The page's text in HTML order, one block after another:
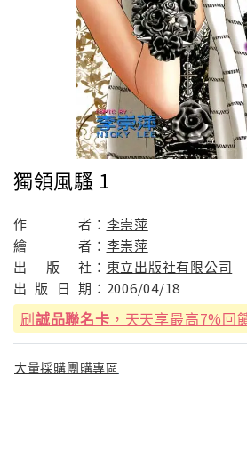
獨領風騷 1
作 者： 李崇萍
繪
者： 李崇萍
出
版 社： 東立出版社有限公司
出 版 日 期： 2006/04/18
刷誠品聯名卡 ，天天享最高7%回
大量採購團購專區